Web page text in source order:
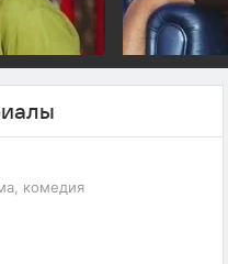
комедия